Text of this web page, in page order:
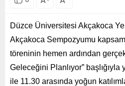
Düzce Üniversitesi Akçakoca
Akçakoca Sempozyumu
töreninin hemen ardından
Geleceğini Planlıyor”
ile 11.30 arasında yoğun